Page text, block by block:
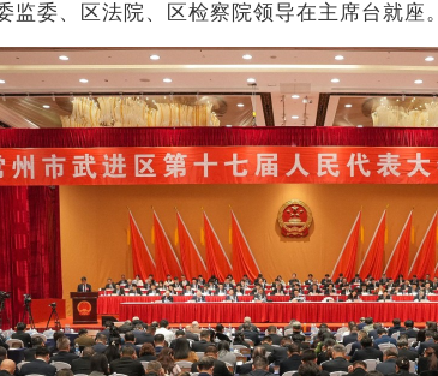
委、区法院、区检察院领导在主席台就座。